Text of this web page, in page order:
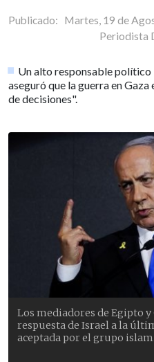
Publicado: Martes, 19 de
Periodista
Un alto responsable político
aseguró que la guerra en
de decisiones".
Los mediadores de Egipto
respuesta de Israel a la
aceptada por el grupo